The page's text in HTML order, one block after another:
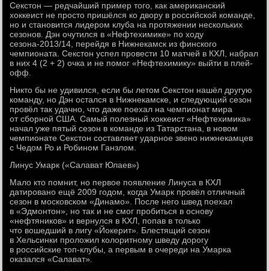
Секстон — редчайший пример того, как американский
хоккеист не просто пришёлся ко двору в российской команде,
но и становится лидером клуба на протяжении нескольких
сезонов. Дэн очутился в «Нефтехимике» по ходу
сезона-2013/14, перейдя в Нижнекамск из финского
чемпионата. Секстон успел провести 10 матчей в КХЛ, набрал
в них 4 (2 + 2) очка и не помог «Нефтехимику» выйти в плей-
офф.
Никто бы не удивился, если бы летом Секстон нашёл другую
команду, но Дэн остался в Нижнекамске, и следующий сезон
провёл так удачно, что даже поехал на чемпионат мира
от сборной США. Самый полезный хоккеист «Нефтехимика»
начал уже пятый сезон в команде из Татарстана, в новом
чемпионате Секстон составляет ударное звено нижнекамцев
с Чедом Ро и Робином Ганзлом.
Линус Умарк («Салават Юлаев»)
Мало кто помнит, но первое появление Линуса в КХЛ
датировано ещё 2009 годом, когда Умарк провёл отличный
сезон в московском «Динамо». После него швед поехал
в «Эдмонтон», но так и не смог пробиться в основу
«нефтяников» и вернулся в КХЛ, попав в только
что вошедший в лигу «Йокерит». Блестящий сезон
в Хельсинки проложил колоритному шведу дорогу
в российские топ-клубы, а первым в очереди на Умарка
оказался «Салават».